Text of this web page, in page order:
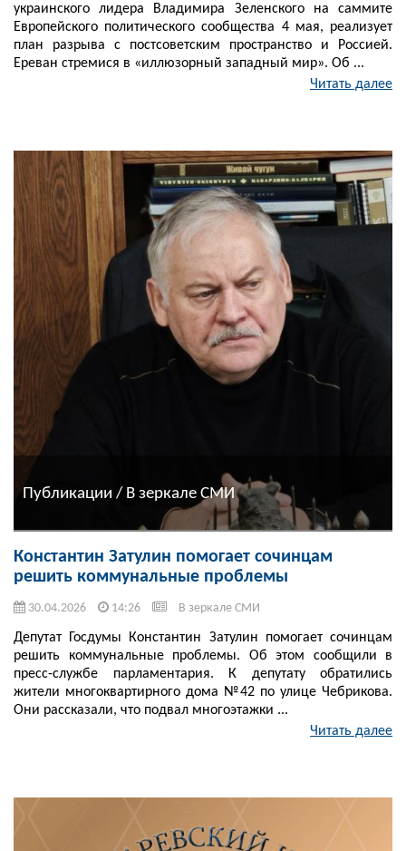
украинского лидера Владимира Зеленского на саммите
Европейского политического сообщества 4 мая, реализует
план разрыва с постсоветским пространство и Россией.
Ереван стремися в «иллюзорный западный мир». Об ...
Читать далее
Публикации / В зеркале СМИ
Константин Затулин помогает сочинцам
решить коммунальные проблемы
30.04.2026 14:26 В зеркале СМИ
Депутат Госдумы Константин Затулин помогает сочинцам
решить коммунальные проблемы. Об этом сообщили в
пресс-службе парламентария. К депутату обратились
жители многоквартирного дома №42 по улице Чебрикова.
Они рассказали, что подвал многоэтажки ...
Читать далее